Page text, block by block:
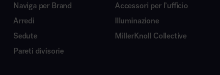
Naviga per Brand
Arredi
Sedute
Pareti divisorie
Accessori per l’ufficio
Illuminazione
MillerKnoll Collective